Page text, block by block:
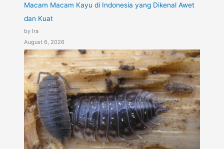
Macam Macam Kayu di Indonesia yang Dikenal Awet
dan Kuat
by Ira
August 6, 2026